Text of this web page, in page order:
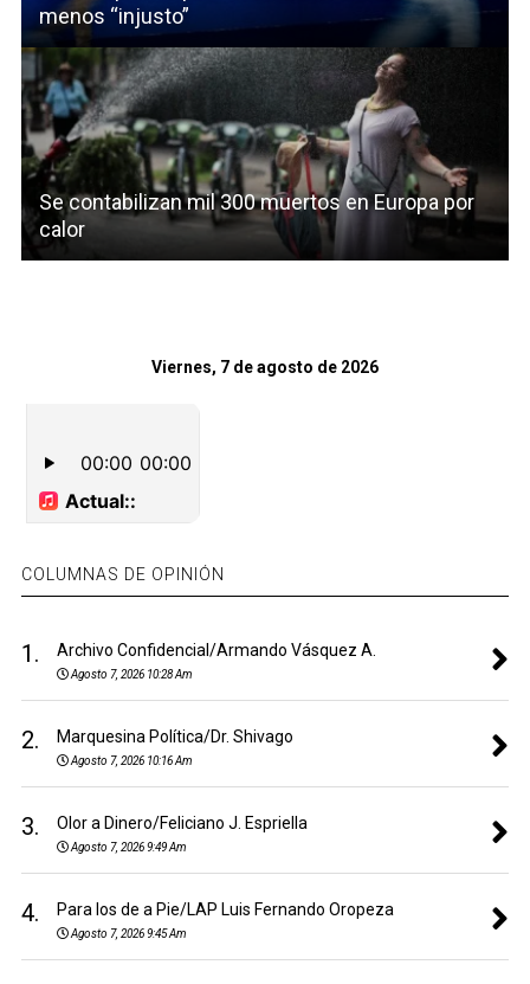
menos “injusto”
Se contabilizan mil 300 muertos en Europa por
calor
Viernes, 7 de agosto de 2026
COLUMNAS DE OPINIÓN
1. Archivo Confidencial/Armando Vásquez A.
Agosto 7, 2026 10:28 Am
2. Marquesina Política/Dr. Shivago
Agosto 7, 2026 10:16 Am
3. Olor a Dinero/Feliciano J. Espriella
Agosto 7, 2026 9:49 Am
4. Para los de a Pie/LAP Luis Fernando Oropeza
Agosto 7, 2026 9:45 Am